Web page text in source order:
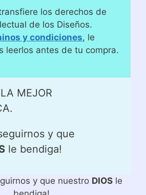
los derechos de
de los Diseños.
y condiciones, le
leerlos antes de tu compra.
MEJOR
y que
le bendiga!
y que nuestro DIOSle